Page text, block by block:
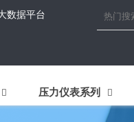
数据平台
 压力仪表系列 